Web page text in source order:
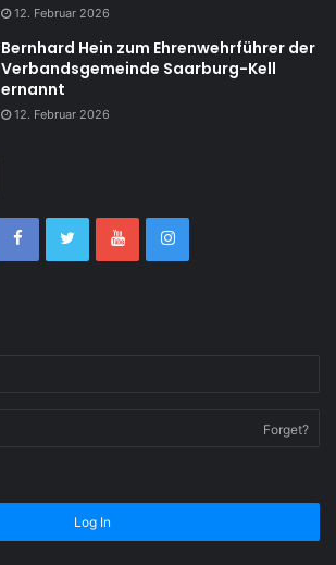
12. Februar 2026
Bernhard Hein zum Ehrenwehrführer der
Verbandsgemeinde Saarburg-Kell
ernannt
12. Februar 2026
Forget?
Log In